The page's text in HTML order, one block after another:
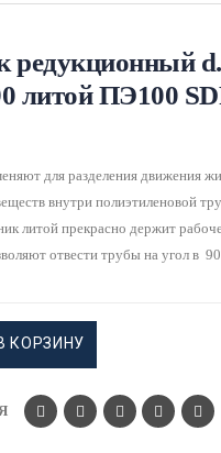
редукционный d.
литой ПЭ100
для разделения движения
внутри полиэтиленовой
литой прекрасно держит
отвести трубы на угол в
КОРЗИНУ